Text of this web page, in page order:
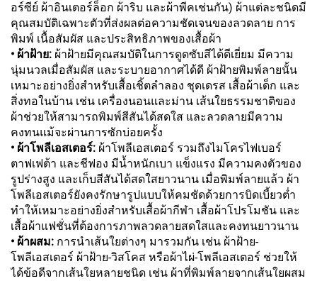
อร์ซีย์ ผ้าอินเตอร์ล็อก ผ้าริบ และผ้าพีคเช่นกัน) ผ้าแต่ละชนิดมี
คุณสมบัติเฉพาะตัวที่ส่งผลต่อความชัดเจนของลวดลาย การ
พิมพ์ เนื้อสัมผัส และประสิทธิภาพของเสื้อผ้า
• ผ้าฝ้าย: ผ้าฝ้ายมีคุณสมบัติในการดูดซับสีได้ดีเยี่ยม มีความ
นุ่มนวลเมื่อสัมผัส และระบายอากาศได้ดี ผ้าฝ้ายพิมพ์ลายนั้น
เหมาะอย่างยิ่งสำหรับเสื้อเชิ้ตลำลอง ชุดเดรส เสื้อผ้าเด็ก และ
สิ่งทอในบ้าน เช่น เครื่องนอนและม่าน เส้นใยธรรมชาติของ
ผ้าช่วยให้สามารถพิมพ์สีสันได้สดใส และลวดลายมีความ
คงทนแม้จะผ่านการซักบ่อยครั้ง
• ผ้าโพลีเอสเตอร์: ผ้าโพลีเอสเตอร์ รวมถึงไมโครไฟเบอร์
ตาฟเฟต้า และชีฟอง มีน้ำหนักเบา แข็งแรง มีความคงตัวของ
รูปร่างสูง และเก็บสีสันได้สดใสยาวนาน เมื่อพิมพ์ลายแล้ว ผ้า
โพลีเอสเตอร์ยังคงรักษารูปแบบให้คมชัดด้วยการบิดเบี้ยวต่ำ
ทำให้เหมาะอย่างยิ่งสำหรับเสื้อผ้ากีฬา เสื้อผ้าโปรโมชัน และ
เสื้อผ้าแฟชั่นที่ต้องการภาพลวดลายสดใสและคงทนยาวนาน
• ผ้าผสม: การนำเส้นใยต่างๆ มารวมกัน เช่น ผ้าฝ้าย-
โพลีเอสเตอร์ ผ้าฝ้าย-วิสโคส หรือผ้าไผ่-โพลีเอสเตอร์ ช่วยให้
ได้ข้อดีจากเส้นใยหลายชนิด เช่น ผ้าที่พิมพ์ลายจากเส้นใยผสม